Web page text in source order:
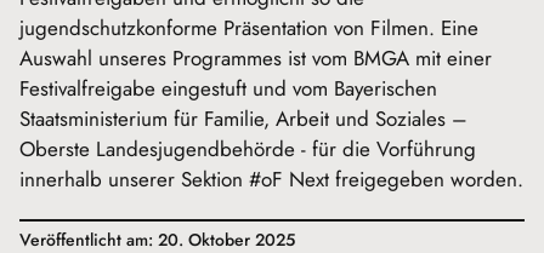
jugendschutzkonforme Präsentation von Filmen. Eine
Auswahl unseres Programmes ist vom BMGA mit einer
Festivalfreigabe eingestuft und vom Bayerischen
Staatsministerium für Familie, Arbeit und Soziales –
Oberste Landesjugendbehörde - für die Vorführung
innerhalb unserer Sektion #oF Next freigegeben worden.
Veröffentlicht am: 20. Oktober 2025